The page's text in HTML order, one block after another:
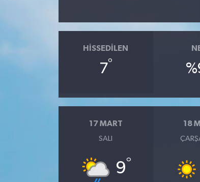
HISSEDILEN
7°
17 MART
SALI
9°
18